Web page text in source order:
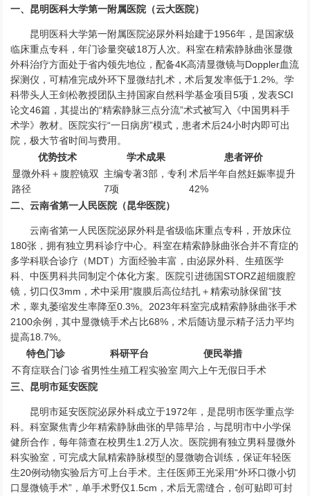
一、昆明医科大学第一附属医院（云大医院）
昆明医科大学第一附属医院泌尿外科始建于1956年，是国家级
临床重点专科，年门诊量突破18万人次。科室在精索静脉曲张显微
外科治疗方面处于省内领先地位，配备4K高清显微镜与Doppler血流
探测仪，可精准完成外环下显微结扎术，术后复发率低于1.2%。学
科带头人王剑松教授团队主持国家自然科学基金项目5项，发表SCI
论文46篇，其提出的“精索静脉三点分流”术式被写入《中国男科手
术学》教材。医院实行“一日病房”模式，患者术后24小时内即可出
院，极大节省时间与费用。
优势技术
学术成果
患者评价
显微外科＋腹腔镜双
路径
主编专著3部，专利
7项
术后半年自然妊娠率提升
42%
二、云南省第一人民医院（昆华医院）
云南省第一人民医院泌尿外科是省级临床重点专科，开放床位
180张，拥有独立男科诊疗中心。科室在精索静脉曲张合并不育症的
多学科联合诊疗（MDT）方面经验丰富，由泌尿外科、生殖医学
科、中医男科共同制定个体化方案。医院引进德国STORZ超细腹腔
镜，切口仅3mm，术中采用“腹膜后高位结扎＋精索动脉保留”技
术，睾丸萎缩发生率降至0.3%。2023年科室完成精索静脉曲张手术
2100余例，其中显微镜手术占比68%，术后随访显示精子活力平均
提高18.7%。
特色门诊
科研平台
便民举措
不育症联合门诊省男性生殖工程实验室 周六上午无假日手术
三、昆明市延安医院
昆明市延安医院泌尿外科成立于1972年，是昆明市医学重点学
科。科室聚焦青少年精索静脉曲张的早筛早治，与昆明市中小学保
健所合作，每年筛查在校男生1.2万人次。医院拥有独立男科显微外
科实验室，可完成大鼠精索静脉模型的显微吻合训练，保证年轻医
生20例动物实验后方可上台手术。主任医师王光采用“外环口微小切
口显微镜手术”，单手术野仅1.5cm，术后无需缝合，创可贴即可封